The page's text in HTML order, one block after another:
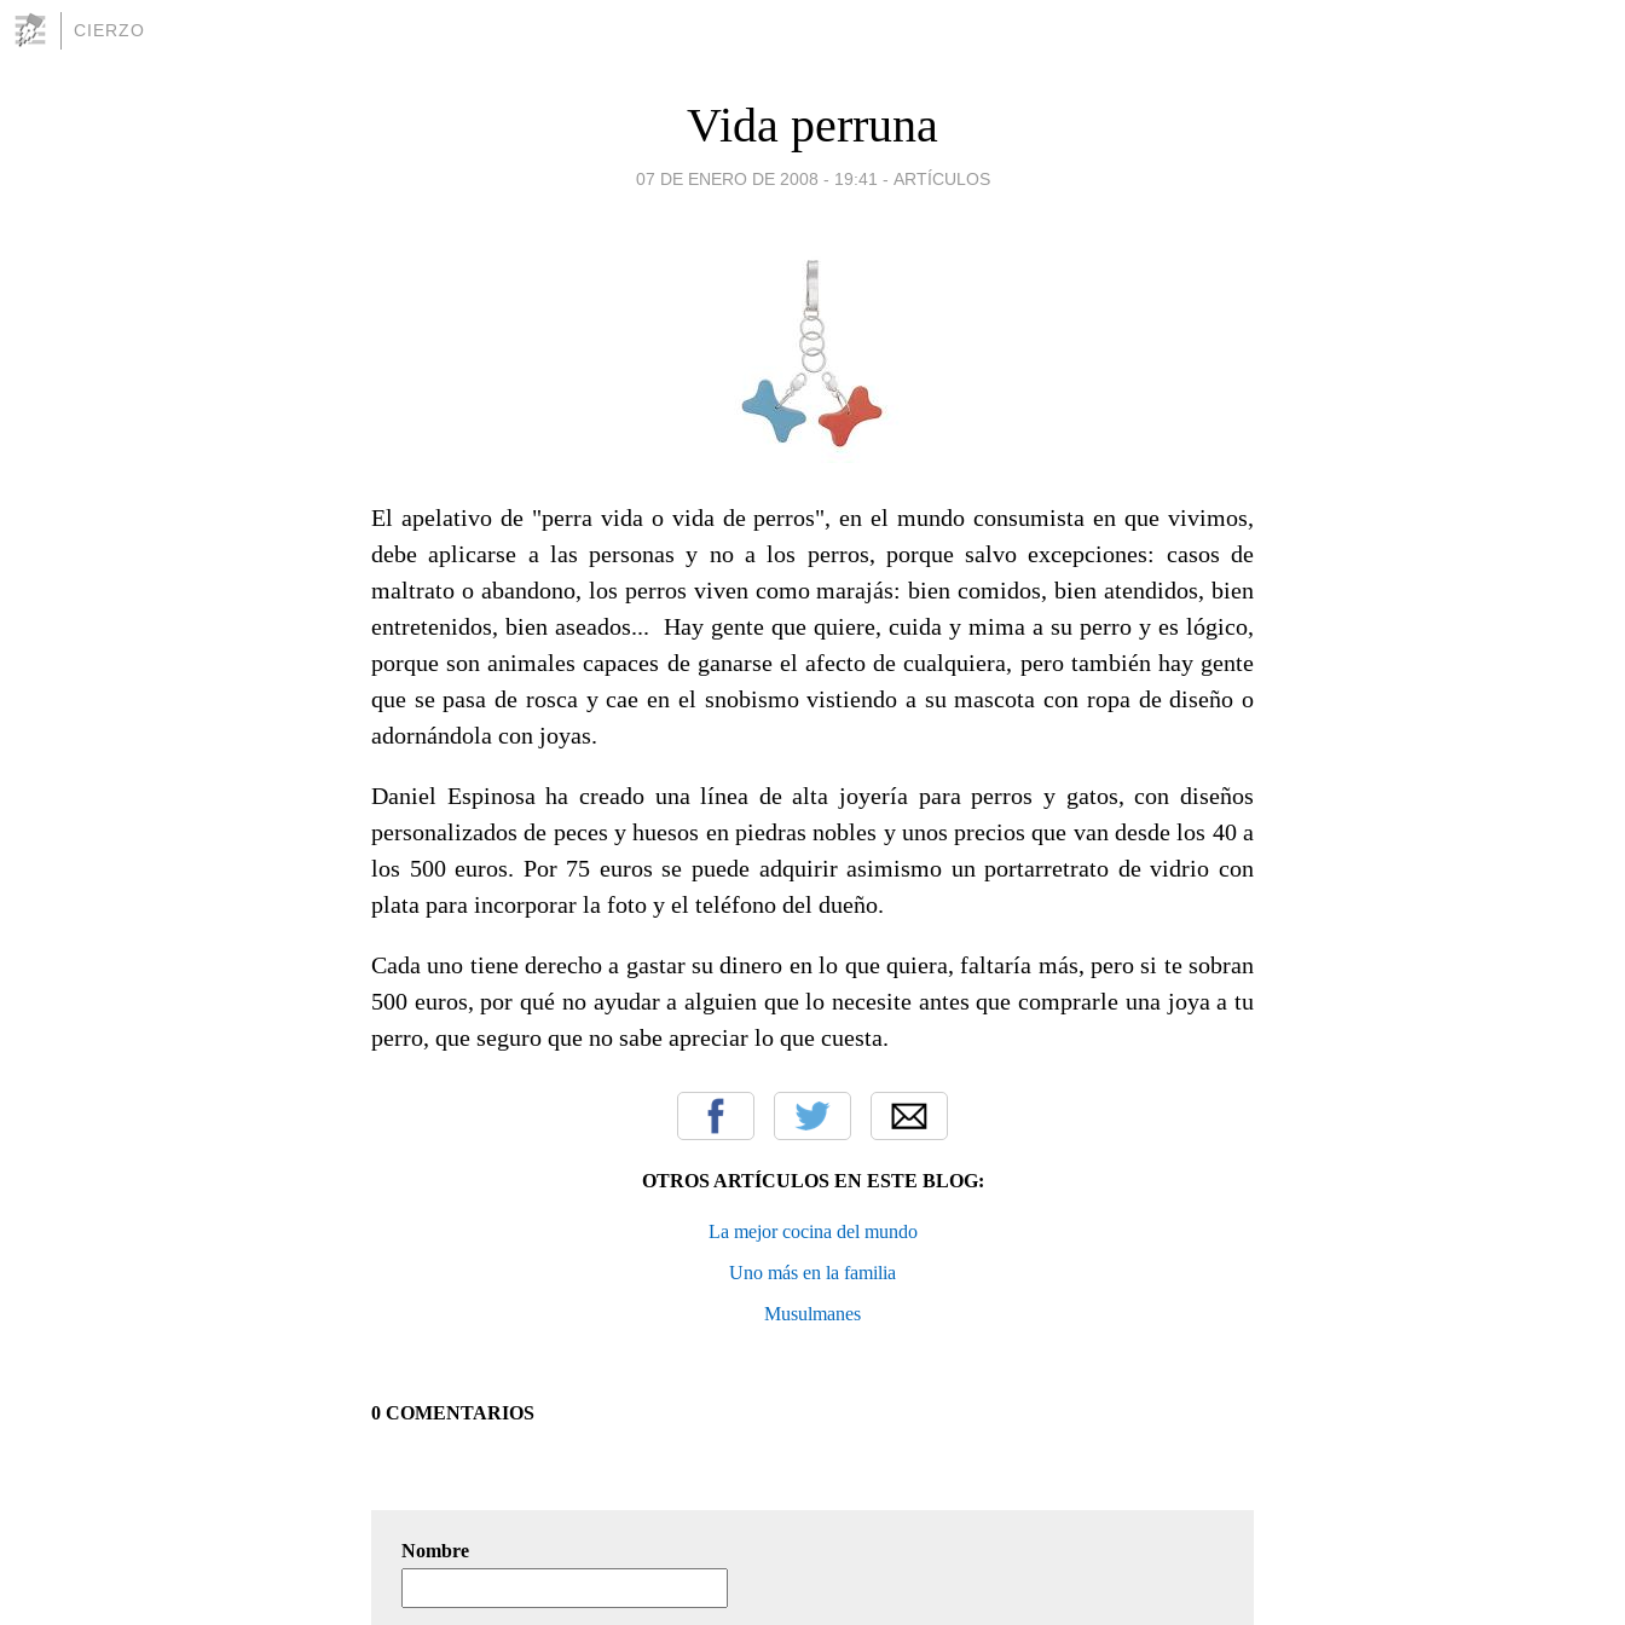
CIERZO
Vida perruna
07 DE ENERO DE 2008 - 19:41 - ARTÍCULOS
El apelativo de "perra vida o vida de perros", en el mundo consumista en que vivimos,
debe aplicarse a las personas y no a los perros, porque salvo excepciones: casos de
maltrato o abandono, los perros viven como marajás: bien comidos, bien atendidos, bien
entretenidos, bien aseados... Hay gente que quiere, cuida y mima a su perro y es lógico,
porque son animales capaces de ganarse el afecto de cualquiera, pero también hay gente
que se pasa de rosca y cae en el snobismo vistiendo a su mascota con ropa de diseño o
adornándola con joyas.
Daniel Espinosa ha creado una línea de alta joyería para perros y gatos, con diseños
personalizados de peces y huesos en piedras nobles y unos precios que van desde los 40 a
los 500 euros. Por 75 euros se puede adquirir asimismo un portarretrato de vidrio con
plata para incorporar la foto y el teléfono del dueño.
Cada uno tiene derecho a gastar su dinero en lo que quiera, faltaría más, pero si te sobran
500 euros, por qué no ayudar a alguien que lo necesite antes que comprarle una joya a tu
perro, que seguro que no sabe apreciar lo que cuesta.
OTROS ARTÍCULOS EN ESTE BLOG:
La mejor cocina del mundo
Uno más en la familia
Musulmanes
0 COMENTARIOS
Nombre